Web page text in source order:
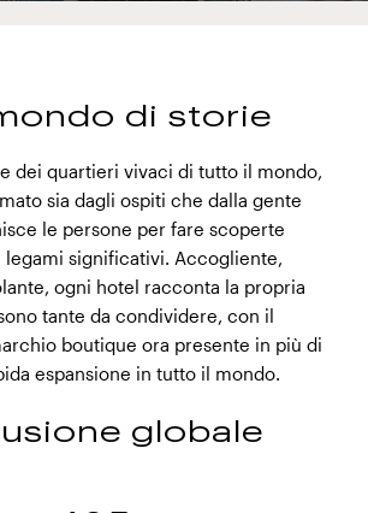
Larnaca
di storie
dei quartieri vivaci di tutto il mondo,
sia dagli ospiti che dalla gente
le persone per fare scoperte
legami significativi. Accogliente,
ogni hotel racconta la propria
tante da condividere, con il
boutique ora presente in più di
espansione in tutto il mondo.
globale